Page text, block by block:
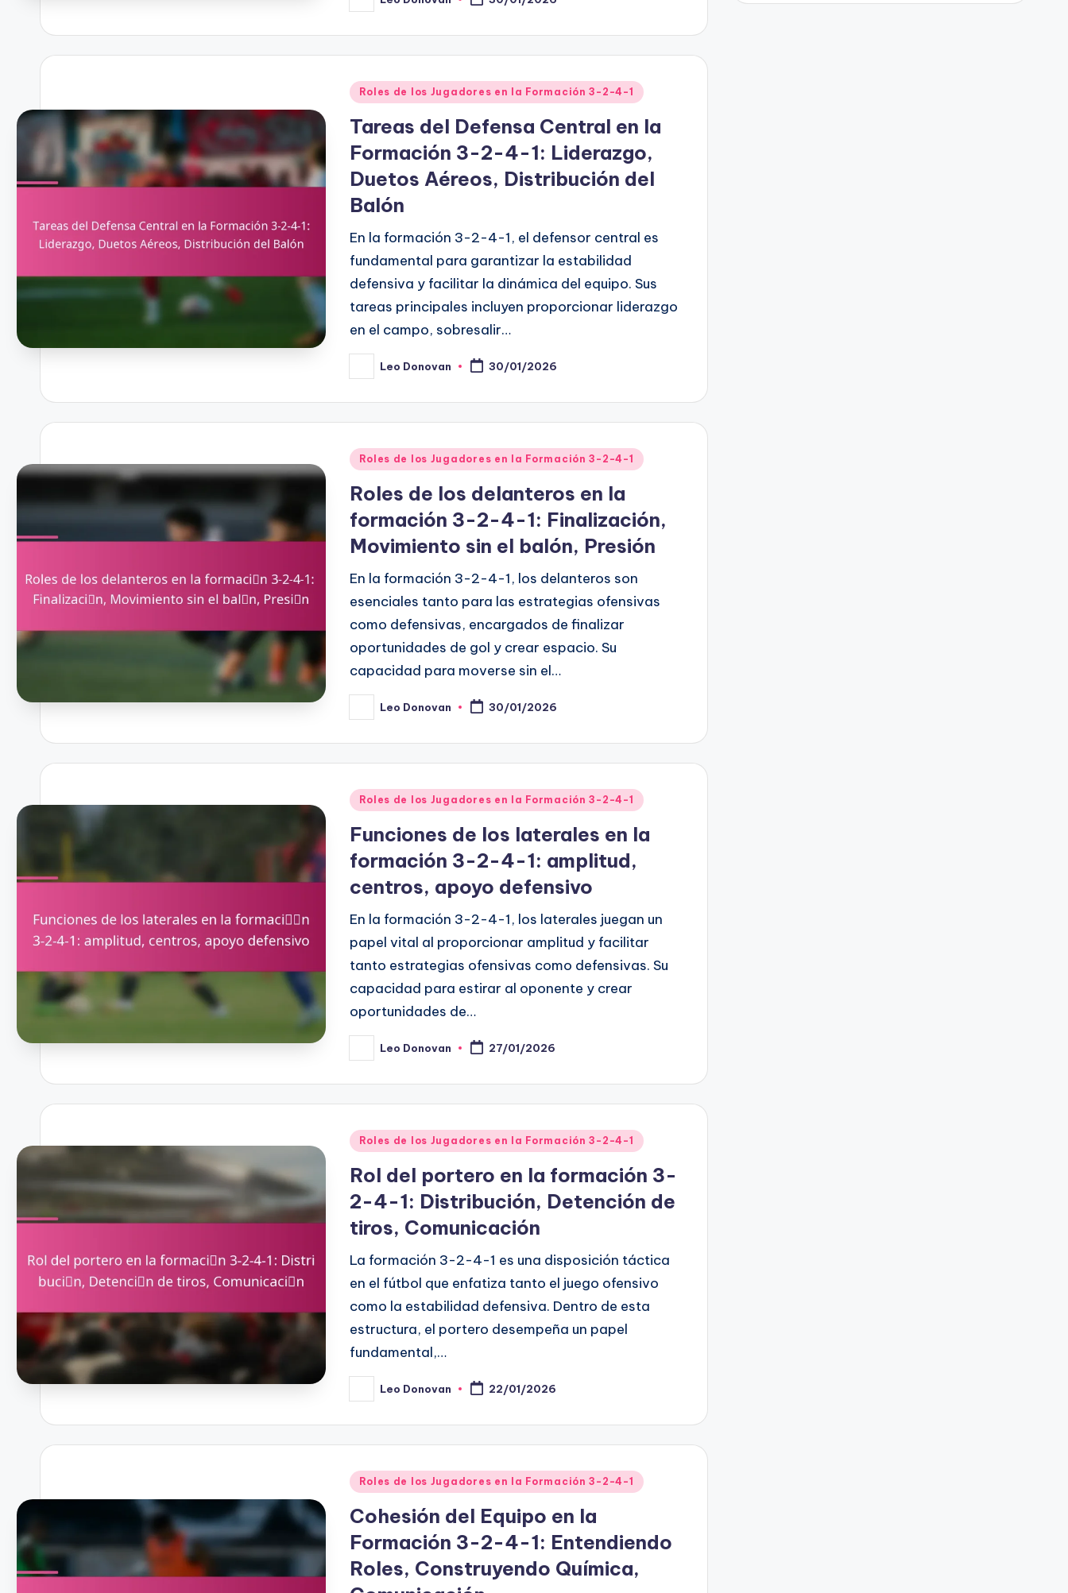
Posted
by
Posted
Roles de los Jugadores en la Formación 3-2-4-1
Tareas del Defensa Central en la
Formación 3-2-4-1: Liderazgo,
Duetos Aéreos, Distribución del
Balón
En la formación 3-2-4-1, el defensor central es
fundamental para garantizar la estabilidad
defensiva y facilitar la dinámica del equipo. Sus
tareas principales incluyen proporcionar liderazgo
en el campo, sobresalir…
Posted
by
Leo Donovan 30/01/2026
Posted
Roles de los Jugadores en la Formación 3-2-4-1
Roles de los delanteros en la
formación 3-2-4-1: Finalización,
Movimiento sin el balón, Presión
En la formación 3-2-4-1, los delanteros son
esenciales tanto para las estrategias ofensivas
como defensivas, encargados de finalizar
oportunidades de gol y crear espacio. Su
capacidad para moverse sin el…
Posted
by
Leo Donovan 30/01/2026
Posted
Roles de los Jugadores en la Formación 3-2-4-1
Funciones de los laterales en la
formación 3-2-4-1: amplitud,
centros, apoyo defensivo
En la formación 3-2-4-1, los laterales juegan un
papel vital al proporcionar amplitud y facilitar
tanto estrategias ofensivas como defensivas. Su
capacidad para estirar al oponente y crear
oportunidades de…
Posted
by
Leo Donovan 27/01/2026
Posted
Roles de los Jugadores en la Formación 3-2-4-1
Rol del portero en la formación 3-
2-4-1: Distribución, Detención de
tiros, Comunicación
La formación 3-2-4-1 es una disposición táctica
en el fútbol que enfatiza tanto el juego ofensivo
como la estabilidad defensiva. Dentro de esta
estructura, el portero desempeña un papel
fundamental,…
Posted
by
Leo Donovan 22/01/2026
Posted
Roles de los Jugadores en la Formación 3-2-4-1
Cohesión del Equipo en la
Formación 3-2-4-1: Entendiendo
Roles, Construyendo Química,